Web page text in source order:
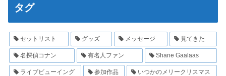
タグ
セットリスト グッズ メッセージ 見てきた
名探偵コナン 有名人ファン Shane Gaalaas
ライブビューイング 参加作品 いつかのメリークリスマス